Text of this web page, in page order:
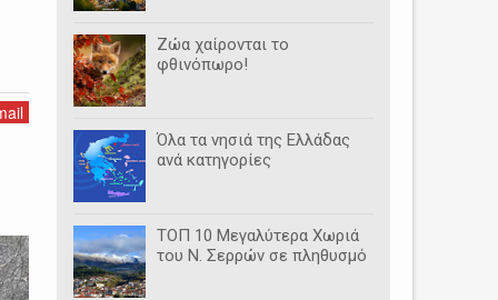
Ζώα χαίρονται το
φθινόπωρο!
Όλα τα νησιά της Ελλάδας
ανά κατηγορίες
ΤΟΠ 10 Μεγαλύτερα Χωριά
του Ν. Σερρών σε πληθυσμό